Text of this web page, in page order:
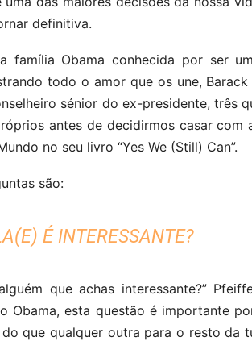
definitiva.
família Obama conhecida por ser
todo o amor que os une,
sénior do ex-presidente, três
antes de decidirmos casar com
no seu livro “Yes We (Still) Can”.
são:
É INTERESSANTE?
que achas interessante?”
Obama, esta questão é importante
do que qualquer outra para o resto da